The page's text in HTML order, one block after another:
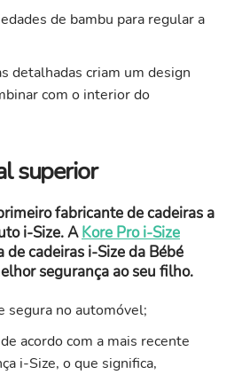
de bambu para regular a
detalhadas criam um design
com o interior do
superior
fabricante de cadeiras a
i-Size. AKore Pro i-Size
cadeiras i-Size da Bébé
segurança ao seu filho.
segura no automóvel;
acordo com a mais recente
i-Size, o que significa,